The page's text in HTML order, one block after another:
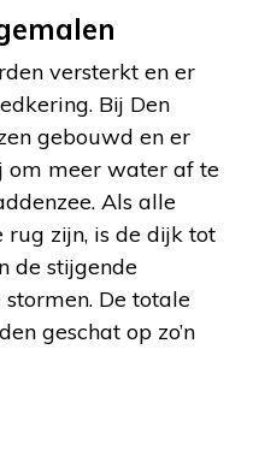
versterkt en er
Bij Den
gebouwd en er
om meer water af te
Als alle
zijn, is de dijk tot
de stijgende
De totale
geschat op zo’n